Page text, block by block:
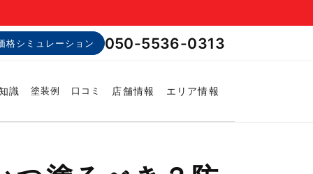
格シミュレーション 050-5536-0313
識 塗装例 口コミ 店舗情報 エリア情報